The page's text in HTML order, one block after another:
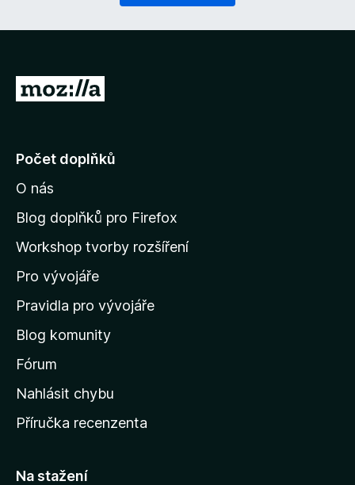
o
P
j
t
n
d
o
m
v
s
k
u
t
Počet doplňků
O nás
Blog doplňků pro Firefox
Workshop tvorby rozšíření
Pro vývojáře
Pravidla pro vývojáře
Blog komunity
Fórum
Nahlásit chybu
Příručka recenzenta
Na stažení